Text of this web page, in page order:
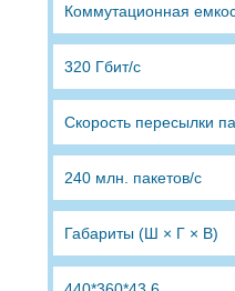
Коммутационная
320 Гбит/с
Скорость пересылки
240 млн. пакетов/с
Габариты (Ш × Г × В)